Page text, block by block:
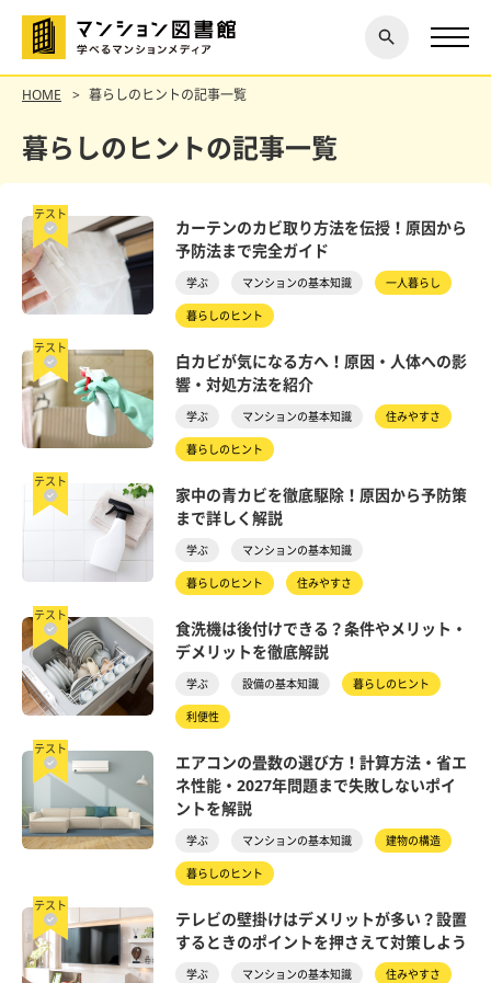
探す
閉じ
る
HOME 暮らしのヒントの記事一覧
暮らしのヒントの記事一覧
テスト
カーテンのカビ取り方法を伝授！原因から
予防法まで完全ガイド
学ぶ マンションの基本知識 一人暮らし
暮らしのヒント
テスト
白カビが気になる方へ！原因・人体への影
響・対処方法を紹介
学ぶ マンションの基本知識 住みやすさ
暮らしのヒント
テスト
家中の青カビを徹底駆除！原因から予防策
まで詳しく解説
学ぶ マンションの基本知識
暮らしのヒント 住みやすさ
テスト
食洗機は後付けできる？条件やメリット・
デメリットを徹底解説
学ぶ 設備の基本知識 暮らしのヒント
利便性
テスト
エアコンの畳数の選び方！計算方法・省エ
ネ性能・2027年問題まで失敗しないポイ
ントを解説
学ぶ マンションの基本知識 建物の構造
暮らしのヒント
テスト
テレビの壁掛けはデメリットが多い？設置
するときのポイントを押さえて対策しよう
学ぶ マンションの基本知識 住みやすさ